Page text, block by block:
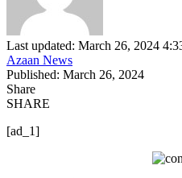
Last updated: March 26, 2024
Azaan News
Published: March 26, 2024
Share
SHARE
[ad_1]